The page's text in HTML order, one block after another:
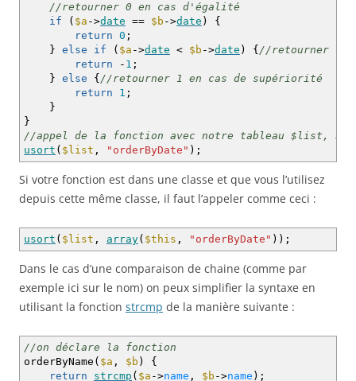
//retourner 0 en cas d'égalité
if
( $a ->date == $b ->date )
{
return 0 ;
} else if ( $a ->date < $b ->date ) { //retourner -1
return
- 1 ;
} else { //retourner 1 en cas de supériorité
return
1 ;
}
}
//appel de la fonction avec notre tableau $list,
usort ( $list , "orderByDate" ) ;
Si votre fonction est dans une classe et que vous l’utilisez
depuis cette même classe, il faut l’appeler comme ceci :
usort ( $list , array( $this , "orderByDate" ) ) ;
Dans le cas d’une comparaison de chaine (comme par
exemple ici sur le nom) on peux simplifier la syntaxe en
utilisant la fonction strcmp de la manière suivante :
//on déclare la fonction
orderByName ( $a , $b )
{
return
strcmp ( $a ->name , $b ->name ) ;